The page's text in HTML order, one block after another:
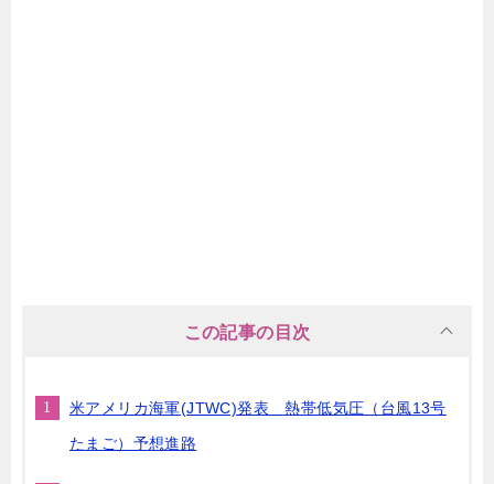
この記事の目次
米アメリカ海軍(JTWC)発表 熱帯低気圧（台風13号
たまご）予想進路